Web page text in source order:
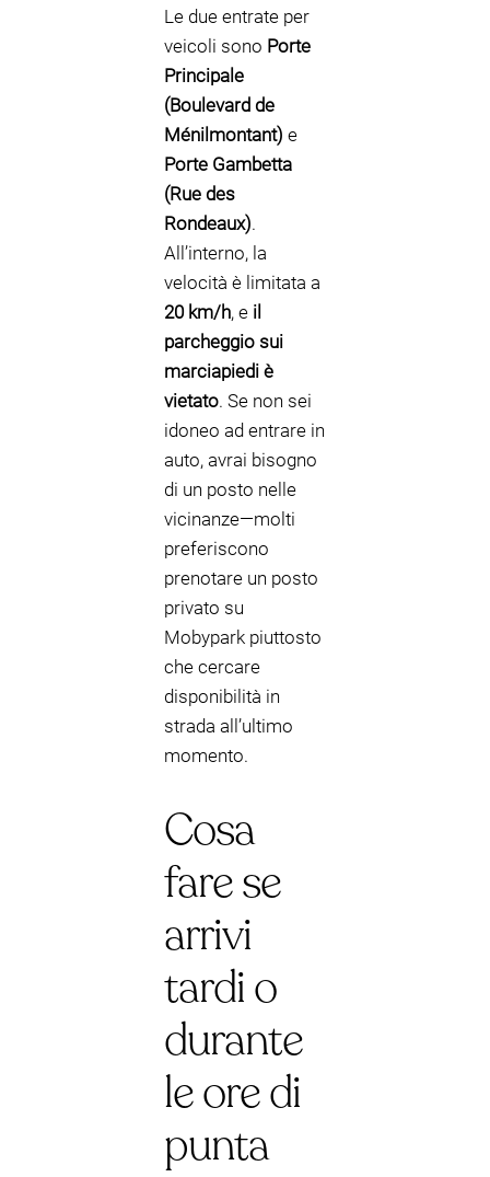
Le due entrate per
veicoli sono Porte
Principale
(Boulevard de
Ménilmontant) e
Porte Gambetta
(Rue des
Rondeaux).
All’interno, la
velocità è limitata a
20 km/h, e il
parcheggio sui
marciapiedi è
vietato. Se non sei
idoneo ad entrare in
auto, avrai bisogno
di un posto nelle
vicinanze—molti
preferiscono
prenotare un posto
privato su
Mobypark piuttosto
che cercare
disponibilità in
strada all’ultimo
momento.
Cosa
fare se
arrivi
tardi o
durante
le ore di
punta